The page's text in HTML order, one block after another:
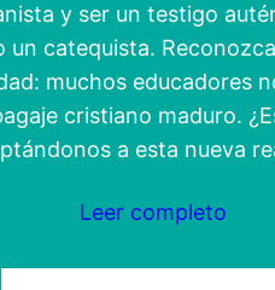
y ser un testigo
un catequista.
muchos educadores
cristiano maduro.
a esta nueva
Leer completo